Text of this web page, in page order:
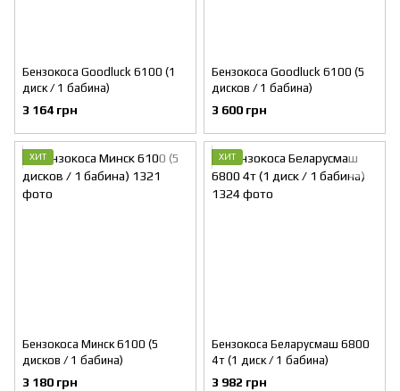
Бензокоса Goodluck 6100 (1
диск / 1 бабина)
3 164 грн
Бензокоса Goodluck 6100 (5
дисков / 1 бабина)
3 600 грн
ХИТ
Бензокоса Минск 6100 (5
дисков / 1 бабина)
3 180 грн
ХИТ
Бензокоса Беларусмаш 6800
4т (1 диск / 1 бабина)
3 982 грн